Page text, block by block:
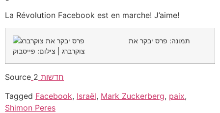
La Révolution Facebook est en marche! J’aime!
צוקרברג | צילום: פייסבוק
Source חדשות 2
Tagged Facebook, Israël, Mark Zuckerberg, paix,
Shimon Peres